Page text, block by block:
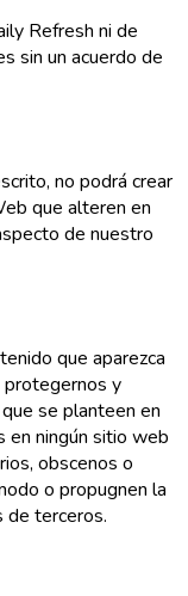
Refresh ni de
sin un acuerdo de
no podrá crear
que alteren en
de nuestro
que aparezca
y
se planteen en
en ningún sitio web
obscenos o
o propugnen la
de terceros.